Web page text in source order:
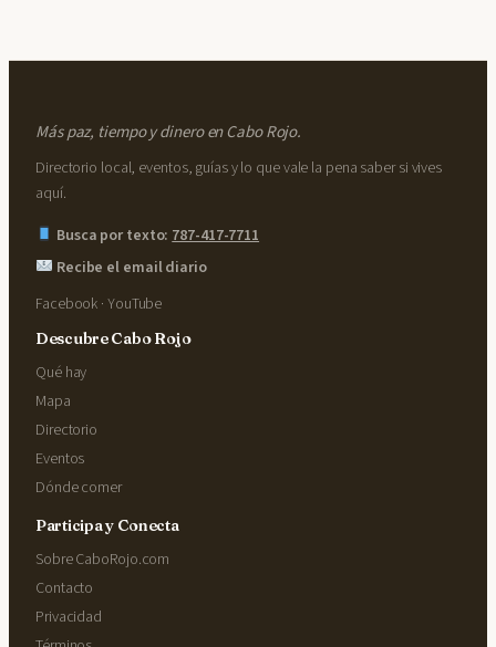
Más paz, tiempo y dinero en Cabo Rojo.
Directorio local, eventos, guías y lo que vale la pena saber si vives
aquí.
Busca por texto: 787-417-7711
Recibe el email diario
Facebook · YouTube
Descubre Cabo Rojo
Qué hay
Mapa
Directorio
Eventos
Dónde comer
Participa y Conecta
Sobre CaboRojo.com
Contacto
Privacidad